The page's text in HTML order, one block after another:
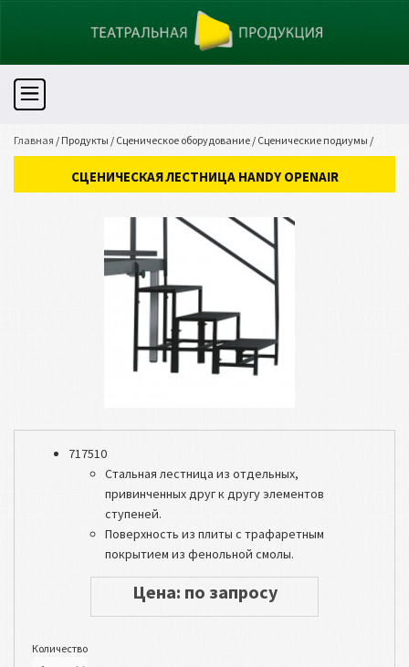
Главная / Продукты / Сценическое оборудование / Сценические подиумы /
Сценическая лестница HANDY OpenAir
СЦЕНИЧЕСКАЯ ЛЕСТНИЦА HANDY OPENAIR
717510
Стальная лестница из отдельных,
привинченных друг к другу элементов
ступеней.
Поверхность из плиты с трафаретным
покрытием из фенольной смолы.
Цена: по запросу
Количество